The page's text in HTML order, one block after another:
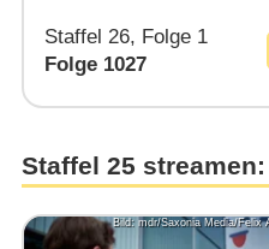
Staffel 26, Folge 1
Folge 1027
Staffel 25
Bild: mdr/Saxonia Media/Felix